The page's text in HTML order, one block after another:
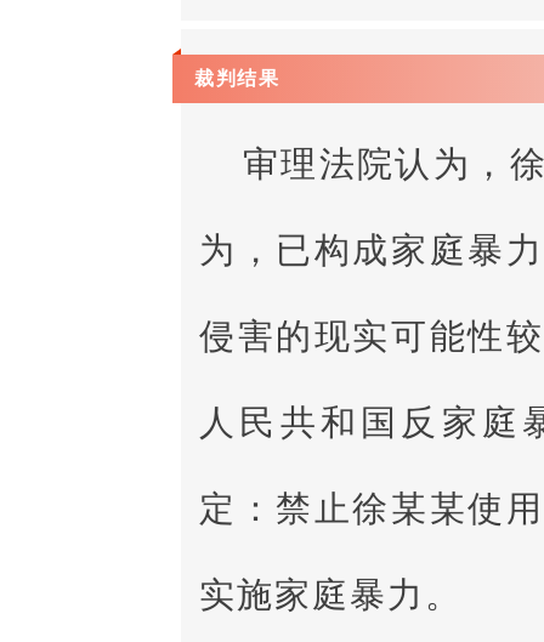
裁判结果
审理法院认为，
为，已构成家庭暴
侵害的现实可能性
人民共和国反家庭
定：禁止徐某某使
实施家庭暴力。